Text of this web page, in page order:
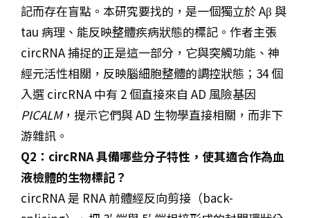
記而存在盲點。本研究要找的，是一個獨立於 Aβ 與
tau 病理、能反映整體疾病狀態的標記。作者主張
circRNA 捕捉的正是這一部分，它與突觸功能、神
經元活性相關，反映腦細胞整體的調控狀態；34 個
入選 circRNA 中有 2 個直接來自 AD 風險基因
PICALM，提示它們與 AD 生物學直接相關，而非下
游雜訊。
Q2：circRNA 具備哪些分子特性，使其適合作為血
液檢體的生物標記？
circRNA 是 RNA 前體經反向剪接（back-